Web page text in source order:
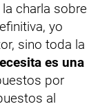
charla sobre
yo
sino toda la
es una
por
al